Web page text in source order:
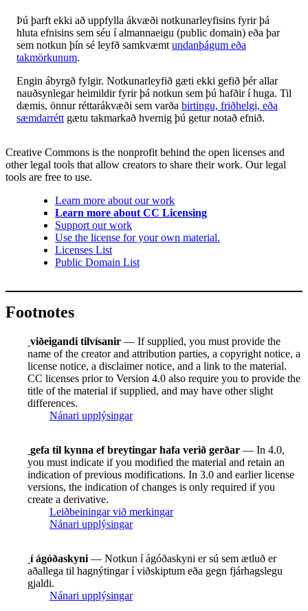
Þú þarft ekki að uppfylla ákvæði notkunarleyfisins fyrir þá
hluta efnisins sem séu í almannaeigu (public domain) eða þar
sem notkun þín sé leyfð samkvæmt undanþágum eða
takmörkunum.
Engin ábyrgð fylgir. Notkunarleyfið gæti ekki gefið þér allar
nauðsynlegar heimildir fyrir þá notkun sem þú hafðir í huga. Til
dæmis, önnur réttarákvæði sem varða birtingu, friðhelgi, eða
sæmdarrétt gætu takmarkað hvernig þú getur notað efnið.
Creative Commons is the nonprofit behind the open licenses and
other legal tools that allow creators to share their work. Our legal
tools are free to use.
Learn more about our work
Learn more about CC Licensing
Support our work
Use the license for your own material.
Licenses List
Public Domain List
Footnotes
viðeigandi tilvísanir — If supplied, you must provide the
name of the creator and attribution parties, a copyright notice, a
license notice, a disclaimer notice, and a link to the material.
CC licenses prior to Version 4.0 also require you to provide the
title of the material if supplied, and may have other slight
differences.
Nánari upplýsingar
gefa til kynna ef breytingar hafa verið gerðar — In 4.0,
you must indicate if you modified the material and retain an
indication of previous modifications. In 3.0 and earlier license
versions, the indication of changes is only required if you
create a derivative.
Leiðbeiningar við merkingar
Nánari upplýsingar
í ágóðaskyni — Notkun í ágóðaskyni er sú sem ætluð er
aðallega til hagnýtingar í viðskiptum eða gegn fjárhagslegu
gjaldi.
Nánari upplýsingar